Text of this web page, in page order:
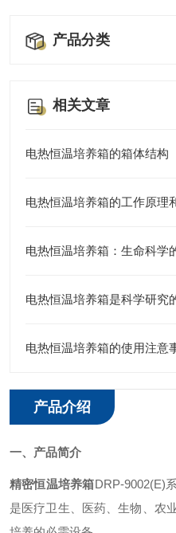
产品分类
相关文章
电热恒温培养箱的箱体结构
电热恒温培养箱的工作原理
电热恒温培养箱：生命科学
电热恒温培养箱是科学研究
电热恒温培养箱的使用注意
产品介绍
一、 产品简介
精密恒温培养箱DRP-9002(E)
是医疗卫生、医药、生物、农